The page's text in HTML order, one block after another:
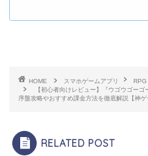
HOME スマホゲームアプリ
RPG
【初心者向けレビュー】『ウゴウゴー
序盤攻略やおすすめ課金方法を徹底解説【神ゲ
RELATED POST